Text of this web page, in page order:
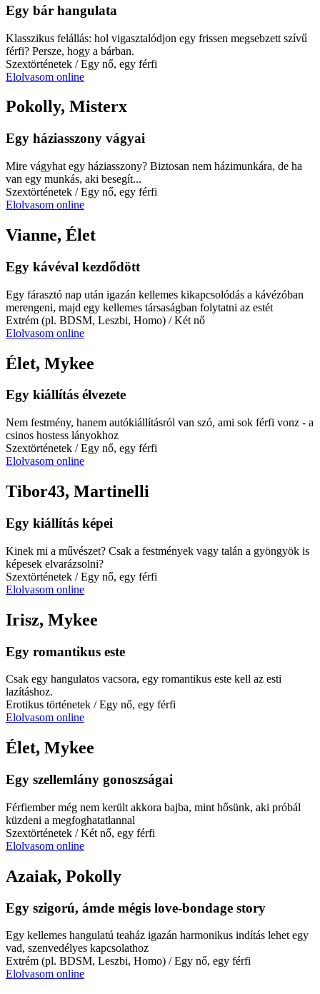
Egy bár hangulata
Klasszikus felállás: hol vigasztalódjon egy frissen megsebzett szívű
férfi? Persze, hogy a bárban.
Szextörténetek / Egy nő, egy férfi
Elolvasom online
Pokolly, Misterx
Egy háziasszony vágyai
Mire vágyhat egy háziasszony? Biztosan nem házimunkára, de ha
van egy munkás, aki besegít...
Szextörténetek / Egy nő, egy férfi
Elolvasom online
Vianne, Élet
Egy kávéval kezdődött
Egy fárasztó nap után igazán kellemes kikapcsolódás a kávézóban
merengeni, majd egy kellemes társaságban folytatni az estét
Extrém (pl. BDSM, Leszbi, Homo) / Két nő
Elolvasom online
Élet, Mykee
Egy kiállítás élvezete
Nem festmény, hanem autókiállításról van szó, ami sok férfi vonz - a
csinos hostess lányokhoz
Szextörténetek / Egy nő, egy férfi
Elolvasom online
Tibor43, Martinelli
Egy kiállítás képei
Kinek mi a művészet? Csak a festmények vagy talán a gyöngyök is
képesek elvarázsolni?
Szextörténetek / Egy nő, egy férfi
Elolvasom online
Irisz, Mykee
Egy romantikus este
Csak egy hangulatos vacsora, egy romantikus este kell az esti
lazításhoz.
Erotikus történetek / Egy nő, egy férfi
Elolvasom online
Élet, Mykee
Egy szellemlány gonoszságai
Férfiember még nem került akkora bajba, mint hősünk, aki próbál
küzdeni a megfoghatatlannal
Szextörténetek / Két nő, egy férfi
Elolvasom online
Azaiak, Pokolly
Egy szigorú, ámde mégis love-bondage story
Egy kellemes hangulatú teaház igazán harmonikus indítás lehet egy
vad, szenvedélyes kapcsolathoz
Extrém (pl. BDSM, Leszbi, Homo) / Egy nő, egy férfi
Elolvasom online